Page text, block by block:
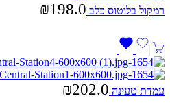
רמקול בלוטוס כלב ₪198.0
עמדת טעינה ₪202.0